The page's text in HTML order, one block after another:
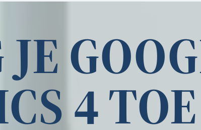
4